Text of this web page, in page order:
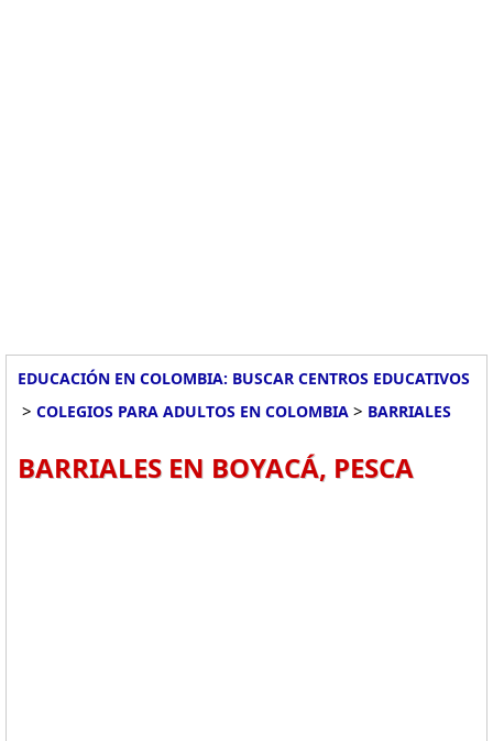
EDUCACIÓN EN COLOMBIA: BUSCAR CENTROS EDUCATIVOS
> COLEGIOS PARA ADULTOS EN COLOMBIA > BARRIALES
BARRIALES EN BOYACÁ, PESCA